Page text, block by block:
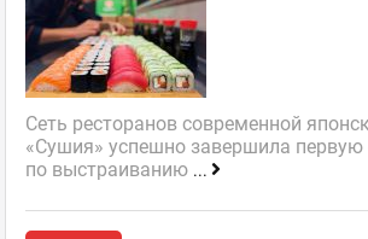
Сеть ресторанов современной
«Сушия» успешно завершила первую
по выстраиванию ...